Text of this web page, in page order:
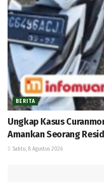
BERITA
Ungkap Kasus
Amankan Seorang
Sabtu, 8 Agustus 2026